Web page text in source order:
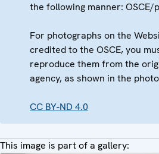
the following manner: OSCE/
For photographs on the
credited to the OSCE, you
reproduce them from the
agency, as shown in the
CC BY-ND 4.0
This image is part of a gallery: